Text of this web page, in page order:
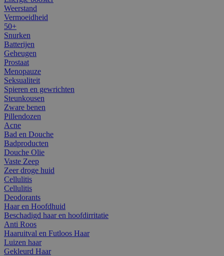
Weerstand
Vermoeidheid
50+
Snurken
Batterijen
Geheugen
Prostaat
Menopauze
Seksualiteit
Spieren en gewrichten
Steunkousen
Zware benen
Pillendozen
Acne
Bad en Douche
Badproducten
Douche Olie
Vaste Zeep
Zeer droge huid
Cellulitis
Cellulitis
Deodorants
Haar en Hoofdhuid
Beschadigd haar en hoofdirritatie
Anti Roos
Haaruitval en Futloos Haar
Luizen haar
Gekleurd Haar